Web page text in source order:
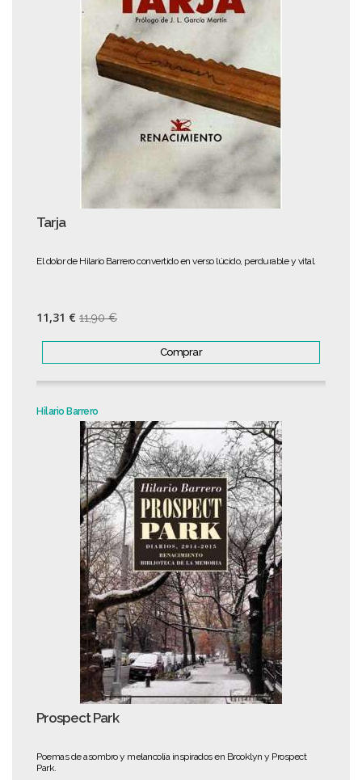
Tarja
El dolor de Hilario Barrero convertido en verso lúcido, perdurable y vital.
11,31 € 11,90 €
Comprar
Hilario Barrero
Prospect Park
Poemas de asombro y melancolía inspirados en Brooklyn y Prospect
Park.